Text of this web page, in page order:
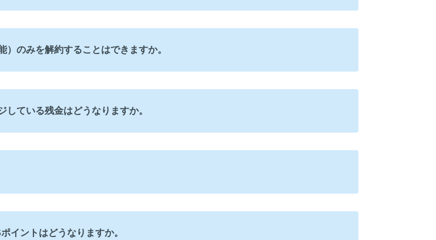
のみを解約することはできますか。
ている残金はどうなりますか。
イントはどうなりますか。